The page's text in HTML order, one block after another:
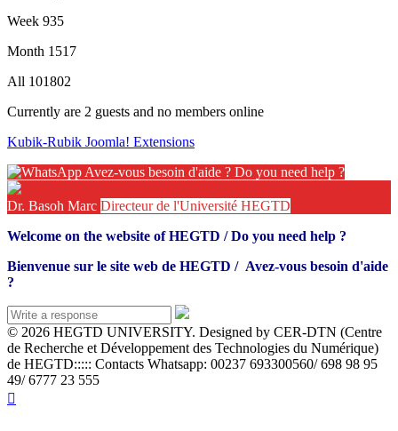
Week 935
Month 1517
All 101802
Currently are 2 guests and no members online
Kubik-Rubik Joomla! Extensions
Avez-vous besoin d'aide ? Do you need help ?
Dr. Basoh Marc Directeur de l'Université HEGTD
Welcome on the website of HEGTD / Do you need help ?
Bienvenue sur le site web de HEGTD / Avez-vous besoin d'aide
?
© 2026 HEGTD UNIVERSITY. Designed by CER-DTN (Centre
de Recherche et Développement des Technologies du Numérique)
de HEGTD::::: Contacts Whatsapp: 00237 693300560/ 698 98 95
49/ 6777 23 555